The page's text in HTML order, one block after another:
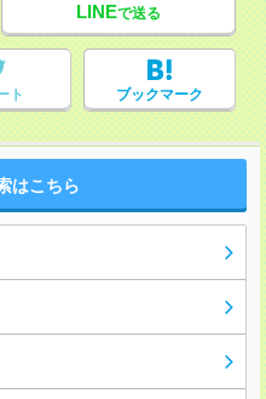
LINEで送る
ト ブックマーク
はこちら